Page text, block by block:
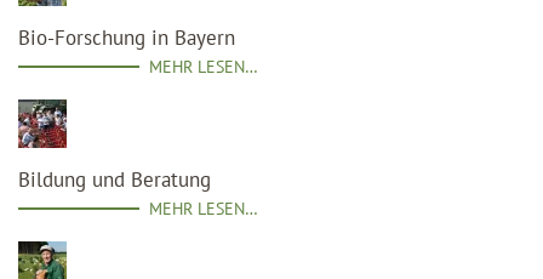
Bio-Forschung in Bayern
MEHR LESEN…
Bildung und Beratung
MEHR LESEN…